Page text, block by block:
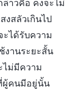
าวคือ คงจะไม่
งสลัวเกินไป
ะได้รับความ
งานระยะสั้น
ไม่มีความ
ผู้คนมีอยู่นั้น